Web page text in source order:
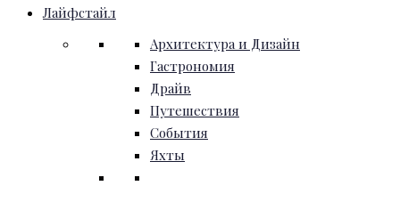
Лайфстайл
Архитектура и Дизайн
Гастрономия
Драйв
Путешествия
События
Яхты